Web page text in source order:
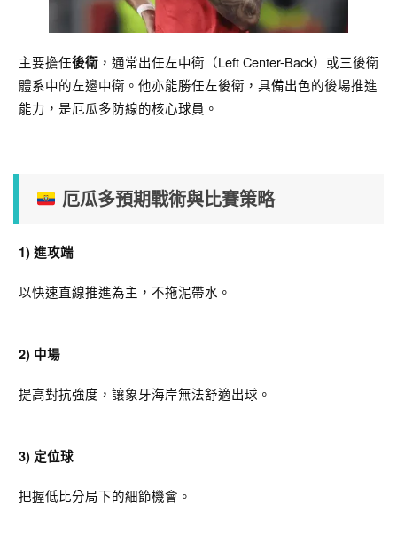
主要擔任後衛 ，通常出任左中衛（Left Center-Back）或三後衛
體系中的左邊中衛。他亦能勝任左後衛，具備出色的後場推進
能力，是厄瓜多防線的核心球員。
厄瓜多預期戰術與比賽策略
1) 進攻端
以快速直線推進為主，不拖泥帶水。
2) 中場
提高對抗強度，讓象牙海岸無法舒適出球。
3) 定位球
把握低比分局下的細節機會。